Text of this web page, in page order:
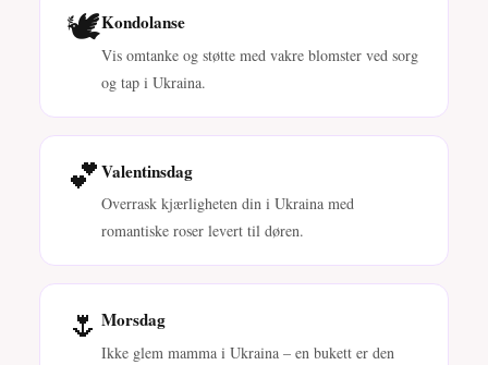
🕊️Kondolanse
Vis omtanke og støtte med vakre blomster ved sorg
og tap i Ukraina.
💕Valentinsdag
Overrask kjærligheten din i Ukraina med
romantiske roser levert til døren.
🌷 Morsdag
Ikke glem mamma i Ukraina – en bukett er den